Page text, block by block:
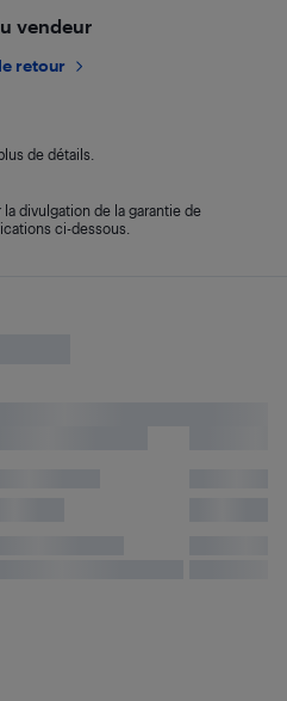
vendeur
retour
de détails.
divulgation de la garantie de
ci-dessous.